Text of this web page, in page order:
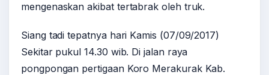
mengenaskan akibat tertabrak oleh truk.
Siang tadi tepatnya hari Kamis (07/09/2017)
Sekitar pukul 14.30 wib. Di jalan raya
pongpongan pertigaan Koro Merakurak Kab.